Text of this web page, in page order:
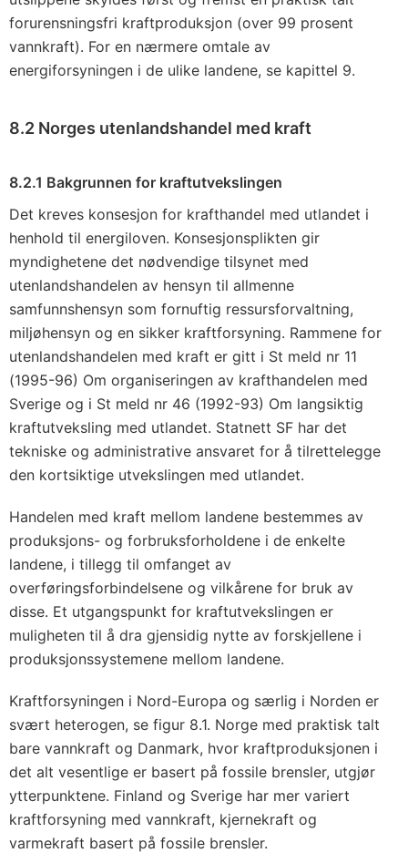
forurensningsfri kraftproduksjon (over 99 prosent
vannkraft). For en nærmere omtale av
energiforsyningen i de ulike landene, se kapittel 9.
8.2 Norges utenlandshandel med kraft
8.2.1 Bakgrunnen for kraftutvekslingen
Det kreves konsesjon for krafthandel med utlandet i
henhold til energiloven. Konsesjonsplikten gir
myndighetene det nødvendige tilsynet med
utenlandshandelen av hensyn til allmenne
samfunnshensyn som fornuftig ressursforvaltning,
miljøhensyn og en sikker kraftforsyning. Rammene for
utenlandshandelen med kraft er gitt i St meld nr 11
(1995-96) Om organiseringen av krafthandelen med
Sverige og i St meld nr 46 (1992-93) Om langsiktig
kraftutveksling med utlandet. Statnett SF har det
tekniske og administrative ansvaret for å tilrettelegge
den kortsiktige utvekslingen med utlandet.
Handelen med kraft mellom landene bestemmes av
produksjons- og forbruksforholdene i de enkelte
landene, i tillegg til omfanget av
overføringsforbindelsene og vilkårene for bruk av
disse. Et utgangspunkt for kraftutvekslingen er
muligheten til å dra gjensidig nytte av forskjellene i
produksjonssystemene mellom landene.
Kraftforsyningen i Nord-Europa og særlig i Norden er
svært heterogen, se figur 8.1. Norge med praktisk talt
bare vannkraft og Danmark, hvor kraftproduksjonen i
det alt vesentlige er basert på fossile brensler, utgjør
ytterpunktene. Finland og Sverige har mer variert
kraftforsyning med vannkraft, kjernekraft og
varmekraft basert på fossile brensler.